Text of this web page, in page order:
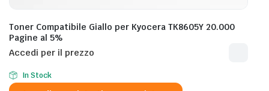
Toner Compatibile Giallo per Kyocera TK8605Y 20.000
Pagine al 5%
Accedi per il prezzo
In Stock